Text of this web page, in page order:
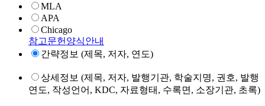
MLA
APA
Chicago
참고문헌양식안내
간략정보 (제목, 저자, 연도)
상세정보 (제목, 저자, 발행기관, 학술지명, 권호, 발행
연도, 작성언어, KDC, 자료형태, 수록면, 소장기관, 초록)